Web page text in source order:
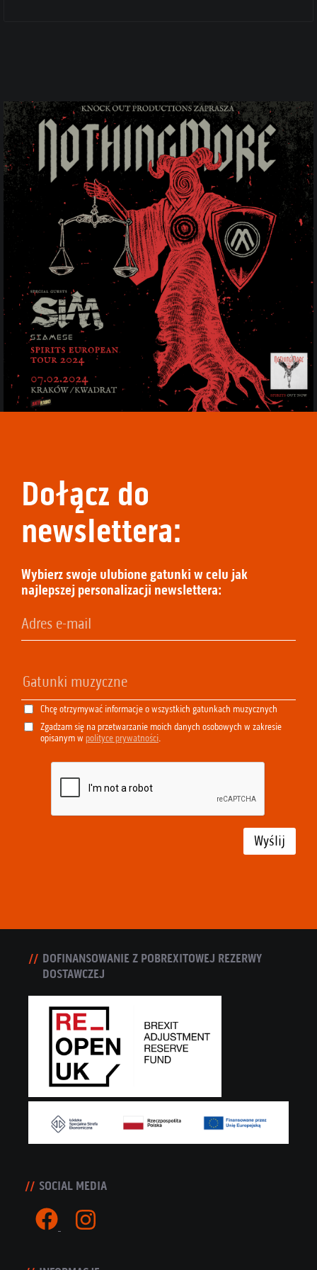
Dołącz do
newslettera:
Wybierz swoje ulubione gatunki w celu jak
najlepszej personalizacji newslettera:
Chcę otrzymywać informacje o wszystkich gatunkach muzycznych
Zgadzam się na przetwarzanie moich danych osobowych w zakresie
opisanym w polityce prywatności.
Wyślij
DOFINANSOWANIE Z POBREXITOWEJ REZERWY
DOSTAWCZEJ
SOCIAL MEDIA